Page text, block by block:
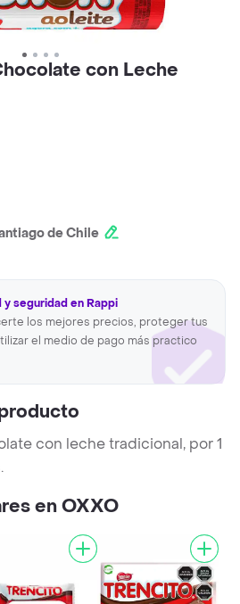
con Leche
de Chile
seguridad en Rappi
los mejores precios, proteger tus
el medio de pago más practico
con leche tradicional, por 1
en OXXO